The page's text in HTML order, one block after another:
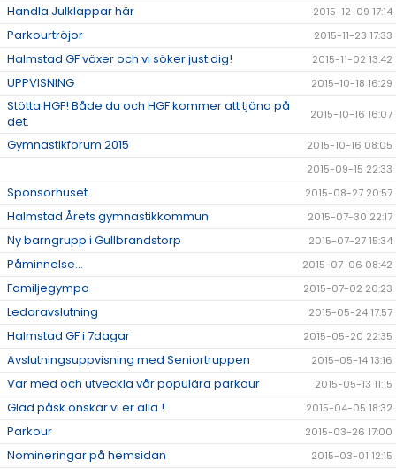
Handla Julklappar här 2015-12-09 17:14
Parkourtröjor 2015-11-23 17:33
Halmstad GF växer och vi söker just dig! 2015-11-02 13:42
UPPVISNING 2015-10-18 16:29
Stötta HGF! Både du och HGF kommer att tjäna på
det.
2015-10-16 16:07
Gymnastikforum 2015
2015-10-16 08:05
2015-09-15 22:33
Sponsorhuset 2015-08-27 20:57
Halmstad Årets gymnastikkommun 2015-07-30 22:17
Ny barngrupp i Gullbrandstorp 2015-07-27 15:34
Påminnelse... 2015-07-06 08:42
Familjegympa 2015-07-02 20:23
Ledaravslutning 2015-05-24 17:57
Halmstad GF i 7dagar 2015-05-20 22:35
Avslutningsuppvisning med Seniortruppen 2015-05-14 13:16
Var med och utveckla vår populära parkour 2015-05-13 11:15
Glad påsk önskar vi er alla ! 2015-04-05 18:32
Parkour 2015-03-26 17:00
Nomineringar på hemsidan 2015-03-01 12:15